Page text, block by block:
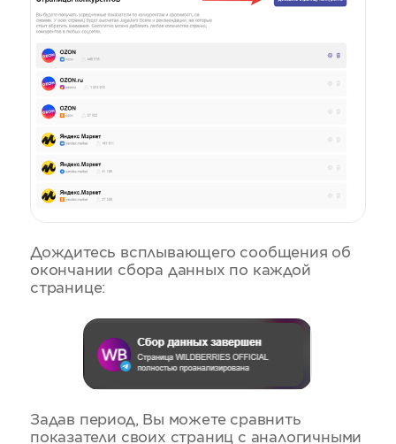
Дождитесь всплывающего сообщения об
окончании сбора данных по каждой
странице:
Задав период, Вы можете сравнить
показатели своих страниц с аналогичными